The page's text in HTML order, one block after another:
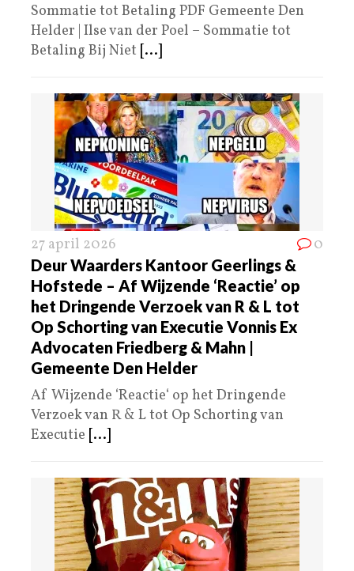
Sommatie tot Betaling PDF Gemeente Den
Helder | Ilse van der Poel – Sommatie tot
Betaling Bij Niet [...]
27 april 2026 0
Deur Waarders Kantoor Geerlings &
Hofstede – Af Wijzende ‘Reactie’ op
het Dringende Verzoek van R & L tot
Op Schorting van Executie Vonnis Ex
Advocaten Friedberg & Mahn |
Gemeente Den Helder
Af Wijzende ‘Reactie‘ op het Dringende
Verzoek van R & L tot Op Schorting van
Executie [...]